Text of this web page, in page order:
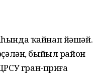
ҡайнап йәшәй.
быйыл район
гран-приға